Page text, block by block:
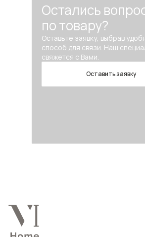
Остались
по товару?
Оставьте заявку, выбрав
способ для связи. Наш
свяжется с Вами.
Оставить заявку